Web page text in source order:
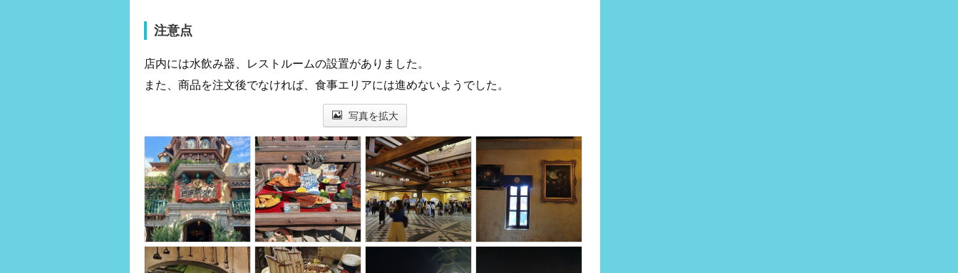
注意点
店内には水飲み器、レストルームの設置がありました。
また、商品を注文後でなければ、食事エリアには進めないようでした。
写真を拡大